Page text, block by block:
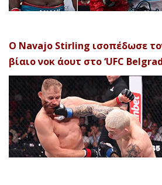
Ο Navajo Stirling ισοπέδωσε
βίαιο νοκ άουτ στο ‘UFC